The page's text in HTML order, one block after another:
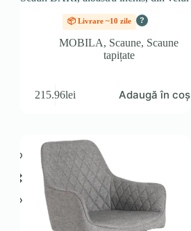
📦 Livrare ~10 zile ?
MOBILA, Scaune, Scaune
tapițate
215.96lei Adaugă în coș